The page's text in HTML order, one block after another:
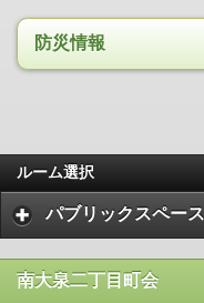
防災情報
ルーム選択
パブリックスペース
南大泉二丁目町会